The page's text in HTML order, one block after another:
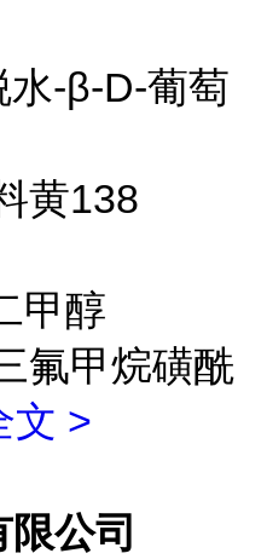
-β-D-葡萄
黄138
甲醇
氟甲烷磺酰
文 >
公司